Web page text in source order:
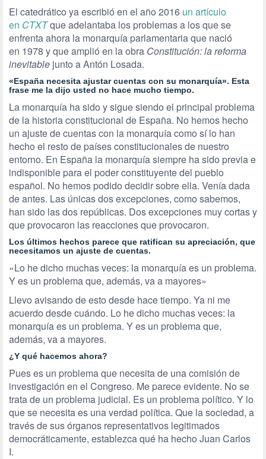
El catedrático ya escribió en el año 2016 un artículo
en CTXTque adelantaba los problemas a los que se
enfrenta ahora la monarquía parlamentaria que nació
en 1978 y que amplió en la obra Constitución: la reforma
inevitable junto a Antón Losada.
«España necesita ajustar cuentas con su monarquía». Esta
frase me la dijo usted no hace mucho tiempo.
La monarquía ha sido y sigue siendo el principal problema
de la historia constitucional de España. No hemos hecho
un ajuste de cuentas con la monarquía como sí lo han
hecho el resto de países constitucionales de nuestro
entorno. En España la monarquía siempre ha sido previa e
indisponible para el poder constituyente del pueblo
español. No hemos podido decidir sobre ella. Venía dada
de antes. Las únicas dos excepciones, como sabemos,
han sido las dos repúblicas. Dos excepciones muy cortas y
que provocaron las reacciones que provocaron.
Los últimos hechos parece que ratifican su apreciación, que
necesitamos un ajuste de cuentas.
«Lo he dicho muchas veces: la monarquía es un problema.
Y es un problema que, además, va a mayores»
Llevo avisando de esto desde hace tiempo. Ya ni me
acuerdo desde cuándo. Lo he dicho muchas veces: la
monarquía es un problema. Y es un problema que,
además, va a mayores.
¿Y qué hacemos ahora?
Pues es un problema que necesita de una comisión de
investigación en el Congreso. Me parece evidente. No se
trata de un problema judicial. Es un problema político. Y lo
que se necesita es una verdad política. Que la sociedad, a
través de sus órganos representativos legitimados
democráticamente, establezca qué ha hecho Juan Carlos
I.